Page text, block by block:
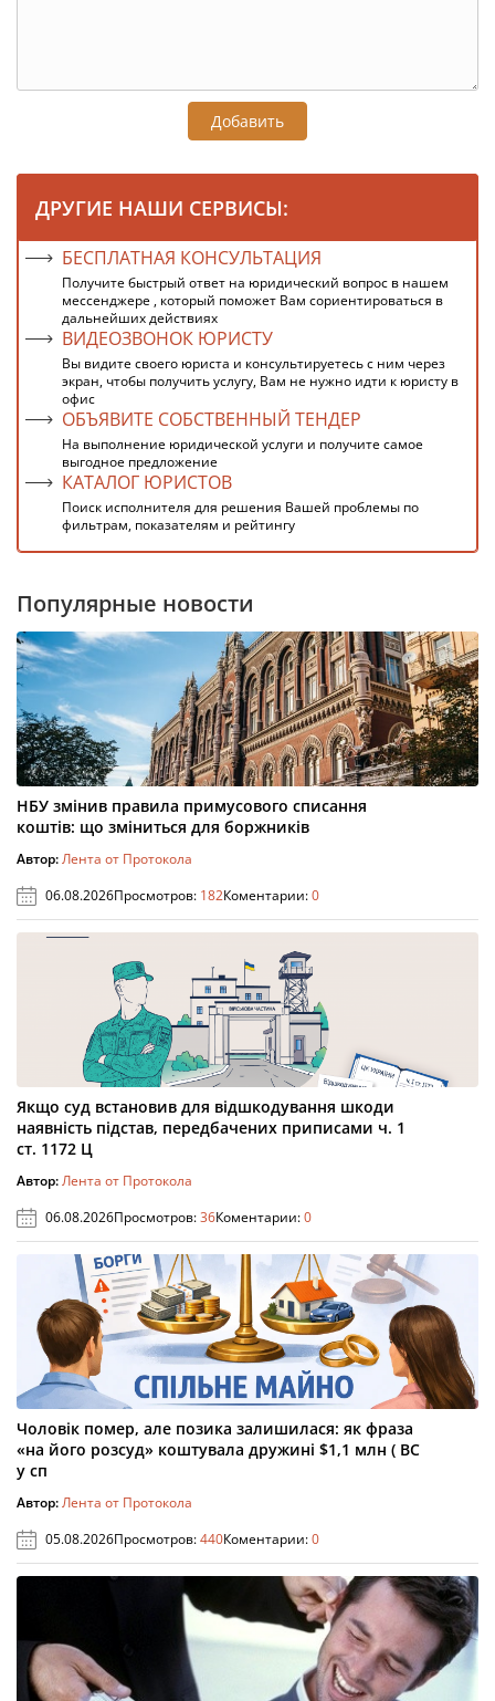
Добавить
ДРУГИЕ НАШИ СЕРВИСЫ:
БЕСПЛАТНАЯ КОНСУЛЬТАЦИЯ
Получите быстрый ответ на юридический вопрос в нашем
мессенджере , который поможет Вам сориентироваться в
дальнейших действиях
ВИДЕОЗВОНОК ЮРИСТУ
Вы видите своего юриста и консультируетесь с ним через
экран, чтобы получить услугу, Вам не нужно идти к юристу в
офис
ОБЪЯВИТЕ СОБСТВЕННЫЙ ТЕНДЕР
На выполнение юридической услуги и получите самое
выгодное предложение
КАТАЛОГ ЮРИСТОВ
Поиск исполнителя для решения Вашей проблемы по
фильтрам, показателям и рейтингу
Популярные новости
НБУ змінив правила примусового списання
коштів: що зміниться для боржників
Автор:Лента от Протокола
06.08.2026Просмотров: 182Коментарии:0
Якщо суд встановив для відшкодування шкоди
наявність підстав, передбачених приписами ч. 1
ст. 1172 Ц
Автор:Лента от Протокола
06.08.2026Просмотров:36Коментарии:0
Чоловік помер, але позика залишилася: як фраза
«на його розсуд» коштувала дружині $1,1 млн ( ВС
у сп
Автор:Лента от Протокола
05.08.2026Просмотров:440Коментарии:0